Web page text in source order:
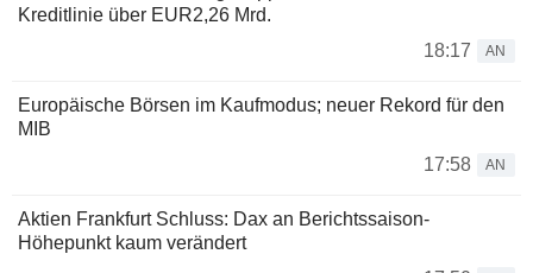
Kreditlinie über EUR2,26 Mrd.
18:17
AN
Europäische Börsen im Kaufmodus; neuer Rekord für den
MIB
17:58
AN
Aktien Frankfurt Schluss: Dax an Berichtssaison-
Höhepunkt kaum verändert